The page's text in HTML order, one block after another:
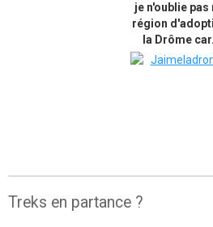
je n'oublie pas
région
la Drôme
Treks en partance ?